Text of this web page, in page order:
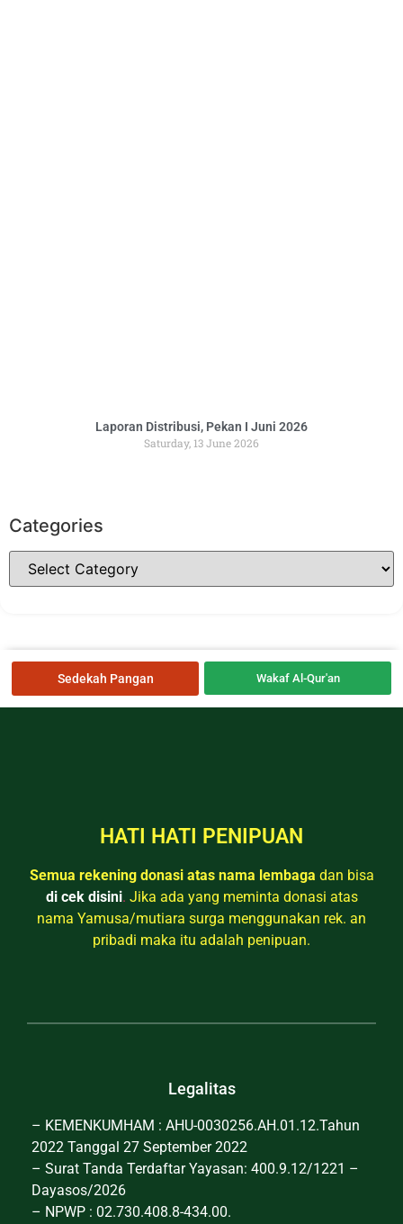
Laporan Distribusi, Pekan I Juni 2026
Saturday, 13 June 2026
Categories
Sedekah Pangan Wakaf Al-Qur'an
HATI HATI PENIPUAN
Semua rekening donasi atas nama lembaga dan bisa
di cek disini. Jika ada yang meminta donasi atas
nama Yamusa/mutiara surga menggunakan rek. an
pribadi maka itu adalah penipuan.
Legalitas
– KEMENKUMHAM : AHU-0030256.AH.01.12.Tahun
2022 Tanggal 27 September 2022
– Surat Tanda Terdaftar Yayasan: 400.9.12/1221 –
Dayasos/2026
– NPWP : 02.730.408.8-434.00.